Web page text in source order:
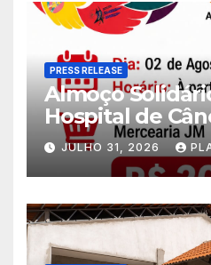
PRESS RELEASE
Almoço
Hospital de
Jorge é
América
JULHO 31, 2026